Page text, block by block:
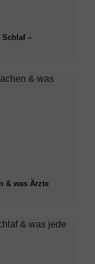
Schlaf –
& was Ärzte